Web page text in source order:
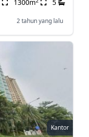
1300m 5
2 tahun yang lalu
Kantor